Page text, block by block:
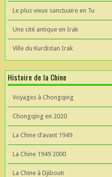
Le plus vieux sanctuaire en Tu
Une cité antique en Irak
Ville du Kurdistan Irak
Histoire de la Chine
Voyages à Chongqing
Chongqing en 2020
La Chine d’avant 1949
La Chine 1949 2000
La Chine à Djibouti